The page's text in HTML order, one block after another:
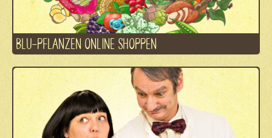
BLU-PFLANZEN ONLINE SHOPPEN